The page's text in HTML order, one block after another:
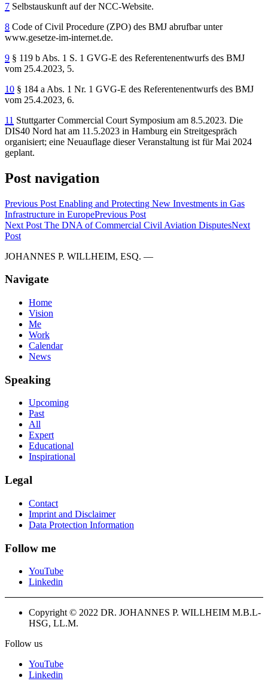
7 Selbstauskunft auf der NCC-Website.
8 Code of Civil Procedure (ZPO) des BMJ abrufbar unter
www.gesetze-im-internet.de.
9 § 119 b Abs. 1 S. 1 GVG-E des Referentenentwurfs des BMJ
vom 25.4.2023, 5.
10 § 184 a Abs. 1 Nr. 1 GVG-E des Referentenentwurfs des BMJ
vom 25.4.2023, 6.
11 Stuttgarter Commercial Court Symposium am 8.5.2023. Die
DIS40 Nord hat am 11.5.2023 in Hamburg ein Streitgespräch
organisiert; eine Neuauflage dieser Veranstaltung ist für Mai 2024
geplant.
Post navigation
Previous Post Enabling and Protecting New Investments in Gas
Infrastructure in EuropePrevious Post
Next Post The DNA of Commercial Civil Aviation DisputesNext
Post
JOHANNES P. WILLHEIM, ESQ. —
Navigate
Home
Vision
Me
Work
Calendar
News
Speaking
Upcoming
Past
All
Expert
Educational
Inspirational
Legal
Contact
Imprint and Disclaimer
Data Protection Information
Follow me
YouTube
Linkedin
Copyright © 2022 DR. JOHANNES P. WILLHEIM M.B.L-
HSG, LL.M.
Follow us
YouTube
Linkedin